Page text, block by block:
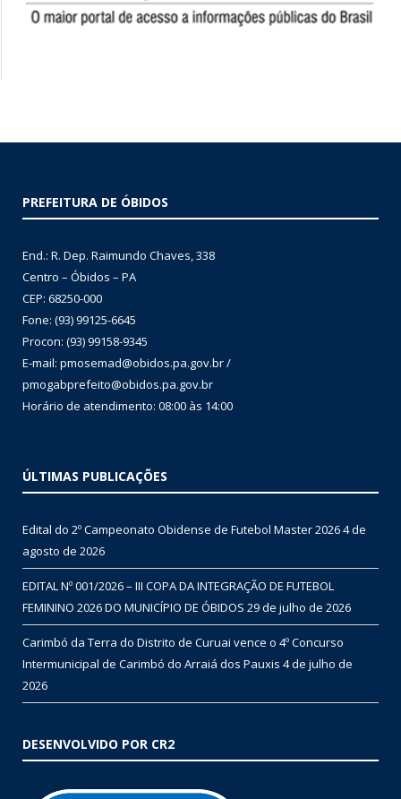
PREFEITURA DE ÓBIDOS
End.: R. Dep. Raimundo Chaves, 338
Centro – Óbidos – PA
CEP: 68250-000
Fone: (93) 99125-6645
Procon: (93) 99158-9345
E-mail: pmosemad@obidos.pa.gov.br /
pmogabprefeito@obidos.pa.gov.br
Horário de atendimento: 08:00 às 14:00
ÚLTIMAS PUBLICAÇÕES
Edital do 2º Campeonato Obidense de Futebol Master 20264 de
agosto de 2026
EDITAL Nº 001/2026 – III COPA DA INTEGRAÇÃO DE FUTEBOL
FEMININO 2026 DO MUNICÍPIO DE ÓBIDOS 29 de julho de 2026
Carimbó da Terra do Distrito de Curuai vence o 4º Concurso
Intermunicipal de Carimbó do Arraiá dos Pauxis 4 de julho de
2026
DESENVOLVIDO POR CR2